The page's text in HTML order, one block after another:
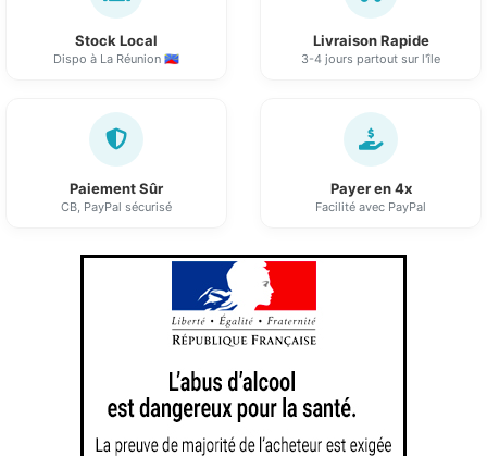
Stock Local
Dispo à La Réunion 🇷🇪
Livraison Rapide
3-4 jours partout sur l'île
Paiement Sûr
CB, PayPal sécurisé
Payer en 4x
Facilité avec PayPal